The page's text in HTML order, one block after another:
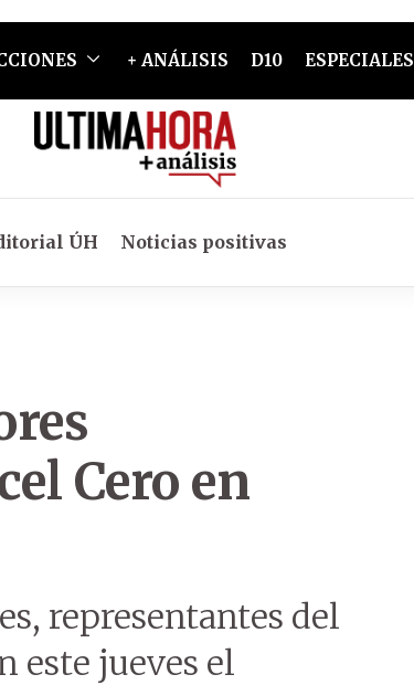
+ ANÁLISIS D10 ESPECIALES
ÚH Noticias positivas
Cero en
representantes del
este jueves el